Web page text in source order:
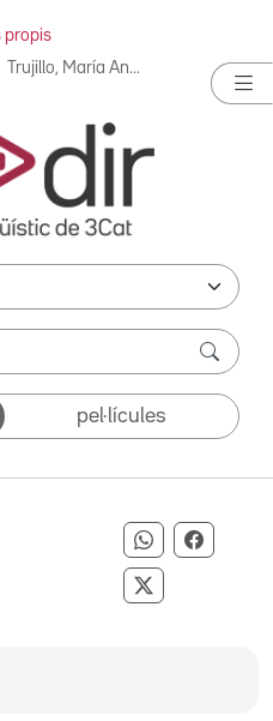
propis
Trujillo, María An...
pel·lícules
Compartir
Compartir